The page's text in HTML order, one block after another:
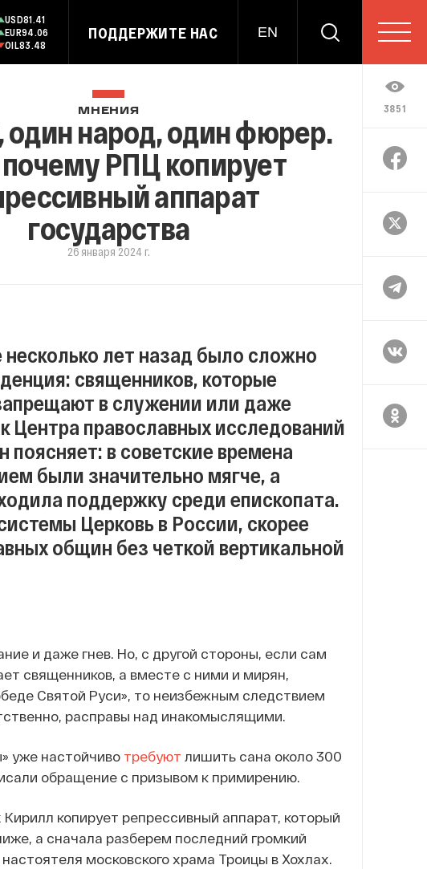
USD81.41
EUR94.06
OIL83.48
ПОДДЕРЖИТЕ НАС EN
3851
МНЕНИЯ
один народ, один фюрер.
почему РПЦ копирует
аппарат
государства
26 января 2024 г.
лет назад было сложно
священников, которые
в служении или даже
православных исследований
в советские времена
были значительно мягче, а
поддержку среди епископата.
Церковь в России, скорее
общин без четкой вертикальной
и даже гнев. Но, с другой стороны, если сам
священников, а вместе с ними и мирян,
Святой Руси», то неизбежным следствием
расправы над инакомыслящими.
уже настойчиво требуют лишить сана около 300
обращение с призывом к примирению.
копирует репрессивный аппарат, который
а сначала разберем последний громкий
московского храма Троицы в Хохлах.